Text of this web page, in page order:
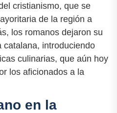
cristianismo, que se
de la región a
los romanos dejaron su
catalana, introduciendo
culinarias, que aún hoy
los aficionados a la
en la